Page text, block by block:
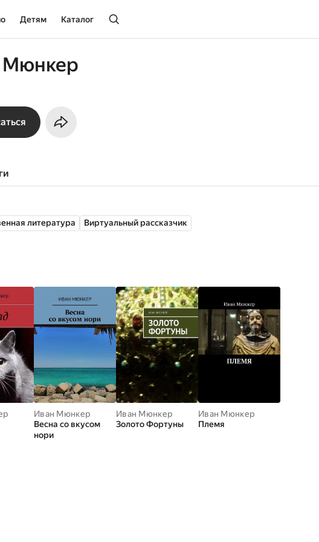
Детям Каталог
Мюнкер
литература Виртуальный рассказчик
Иван Мюнкер
Весна со вкусом
нори
Иван Мюнкер
Золото Фортуны
Иван Мюнкер
Племя